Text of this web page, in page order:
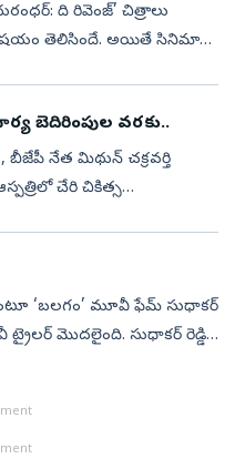
ది రివెంజ్’ చిత్రాలు
విషయం తెలిసిందే. అయితే సినిమాల
బెదిరింపుల వరకు..
బీజేపీ నేత మిథున్ చక్రవర్తి
చేరి చికిత్స
‘బలగం’ మూవీ ఫేమ్‌ సుధాకర్‌
ట్రైలర్‌ మొదలైంది. సుధాకర్‌ రెడ్డి,